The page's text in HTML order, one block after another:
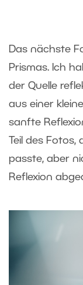
Das nächste
Prismas. Ich
der Quelle
aus einer
sanfte
Teil des
passte, aber
Reflexion